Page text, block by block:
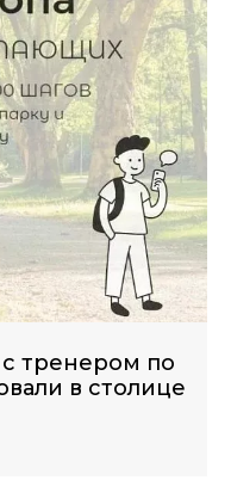
тренером по
в столице